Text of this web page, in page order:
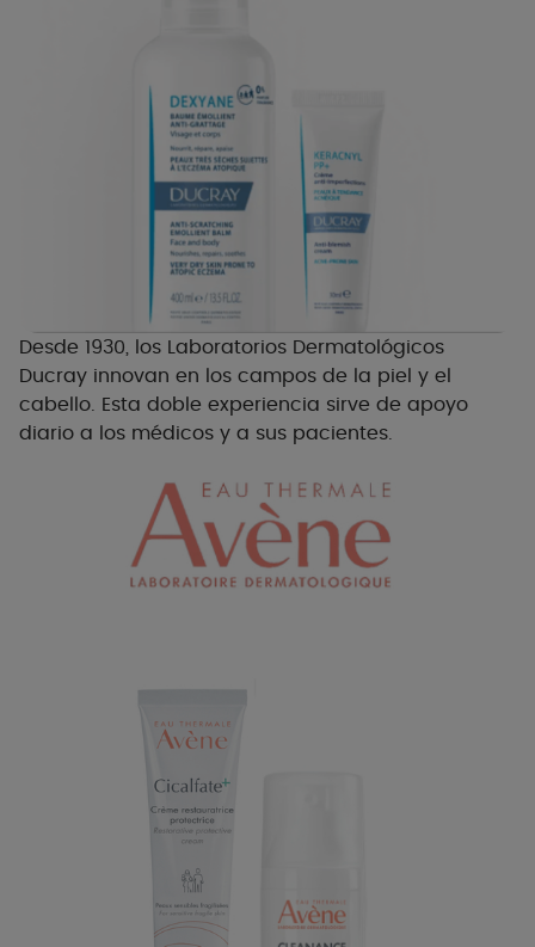
Desde 1930, los Laboratorios Dermatológicos
Ducray innovan en los campos de la piel y el
cabello. Esta doble experiencia sirve de apoyo
diario a los médicos y a sus pacientes.